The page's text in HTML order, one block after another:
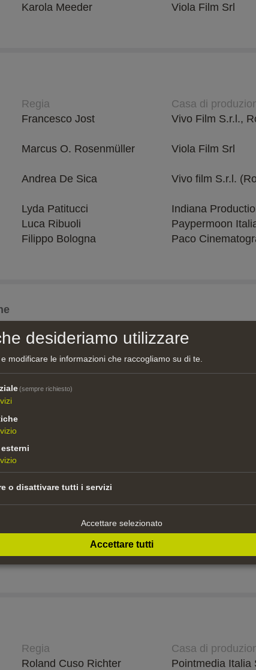
Karola Meeder Viola Film Srl
Regia Casa di
Francesco Jost Vivo Film S.r.l.,
Marcus O. Rosenmüller Viola Film Srl
Andrea De Sica Vivo film S.r.l.
Lyda Patitucci Indiana
Luca Ribuoli Paypermoon
Filippo Bologna Paco
Regia Casa di
Regia
Sheffiled
Neele Vollmar
Carolina Hellsgård
Regia Casa di
Roland Cuso Richter Pointmedia Italia
desideriamo utilizzare
modificare le informazioni che raccogliamo su di te.
(sempre richiesto)
o disattivare tutti i servizi
Accettare selezionato
Accettare tutti